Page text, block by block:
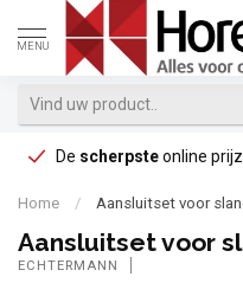
MENU
De scherpsteonline
Home / Aansluitset voor
Aansluitset voor
ECHTERMANN